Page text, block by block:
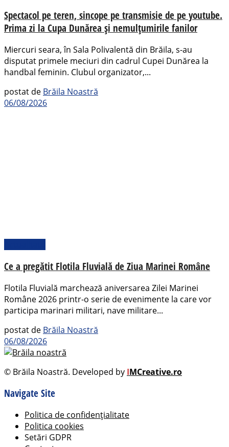
Spectacol pe teren, sincope pe transmisie de pe youtube.
Prima zi la Cupa Dunărea și nemulțumirile fanilor
Miercuri seara, în Sala Polivalentă din Brăila, s-au
disputat primele meciuri din cadrul Cupei Dunărea la
handbal feminin. Clubul organizator,...
postat de Brăila Noastră
06/08/2026
Ce a pregătit Flotila Fluvială de Ziua Marinei Române
Flotila Fluvială marchează aniversarea Zilei Marinei
Române 2026 printr-o serie de evenimente la care vor
participa marinari militari, nave militare...
postat de Brăila Noastră
06/08/2026
© Brăila Noastră. Developed by IMCreative.ro
Navigate Site
Politica de confidențialitate
Politica cookies
Setări GDPR